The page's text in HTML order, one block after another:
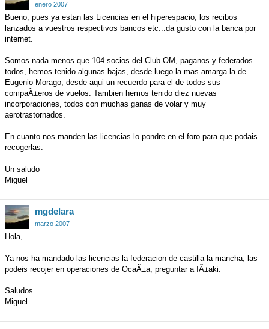
enero 2007
Bueno, pues ya estan las Licencias en el hiperespacio, los recibos
lanzados a vuestros respectivos bancos etc...da gusto con la banca por
internet.
Somos nada menos que 104 socios del Club OM, paganos y federados
todos, hemos tenido algunas bajas, desde luego la mas amarga la de
Eugenio Morago, desde aqui un recuerdo para el de todos sus
compaÃ±eros de vuelos. Tambien hemos tenido diez nuevas
incorporaciones, todos con muchas ganas de volar y muy
aerotrastornados.
En cuanto nos manden las licencias lo pondre en el foro para que podais
recogerlas.
Un saludo
Miguel
mgdelara
marzo 2007
Hola,
Ya nos ha mandado las licencias la federacion de castilla la mancha, las
podeis recojer en operaciones de OcaÃ±a, preguntar a IÃ±aki.
Saludos
Miguel